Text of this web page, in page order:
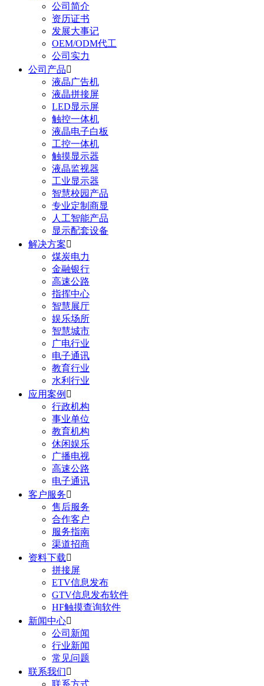
公司简介
资历证书
发展大事记
OEM/ODM代工
公司实力
公司产品
液晶广告机
液晶拼接屏
LED显示屏
触控一体机
液晶电子白板
工控一体机
触摸显示器
液晶监视器
工业显示器
智慧校园产品
专业定制商显
人工智能产品
显示配套设备
解决方案
煤炭电力
金融银行
高速公路
指挥中心
智慧展厅
娱乐场所
智慧城市
广电行业
电子通讯
教育行业
水利行业
应用案例 
行政机构
事业单位
教育机构
休闲娱乐
广播电视
高速公路
电子通讯
客户服务
售后服务
合作客户
服务指南
渠道招商
资料下载
拼接屏
ETV信息发布
GTV信息发布软件
HF触摸查询软件
新闻中心
公司新闻
行业新闻
常见问题
联系我们